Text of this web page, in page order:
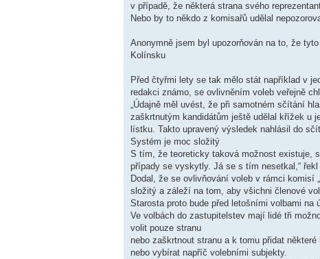
v případě, že některá strana svého
Nebo by to někdo z komisařů udělal
Anonymně jsem byl upozorňován na to, že
Kolínsku
Před čtyřmi lety se tak mělo stát například v
redakci známo, se ovlivněním voleb veřejně
„Údajně měl uvést, že při samotném sčítání
zaškrtnutým kandidátům ještě udělal křížek u
lístku. Takto upravený výsledek nahlásil do
Systém je moc složitý
S tím, že teoreticky taková možnost existuje,
případy se vyskytly. Já se s tím nesetkal,“
Dodal, že se ovlivňování voleb v rámci komisí
složitý a záleží na tom, aby všichni členové
Starosta proto bude před letošními volbami
Ve volbách do zastupitelstev mají lidé tři
volit pouze stranu
nebo zaškrtnout stranu a k tomu přidat
nebo vybírat napříč volebními subjekty.